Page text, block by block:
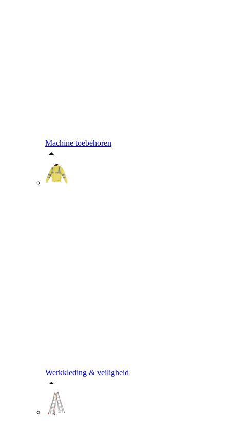
Machine toebehoren
Werkkleding & veiligheid